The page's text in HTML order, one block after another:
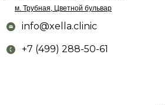
м. Трубная, Цветной бульвар
info@xella.clinic
+7 (499) 288-50-61